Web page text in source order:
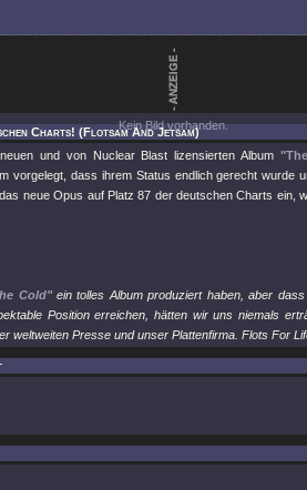
Kein Bild vorhanden.
Charts! (Flotsam And Jetsam)
und von Nuclear Blast lizensierten Album
vorgelegt, dass ihrem Status endlich gerecht wurde
neue Opus auf Platz 87 der deutschen Charts ein,
Cold"ein tolles Album produziert haben, aber
Position erreichen, hätten wir uns niemals
weltweiten Presse und unser Plattenfirma. Flots For